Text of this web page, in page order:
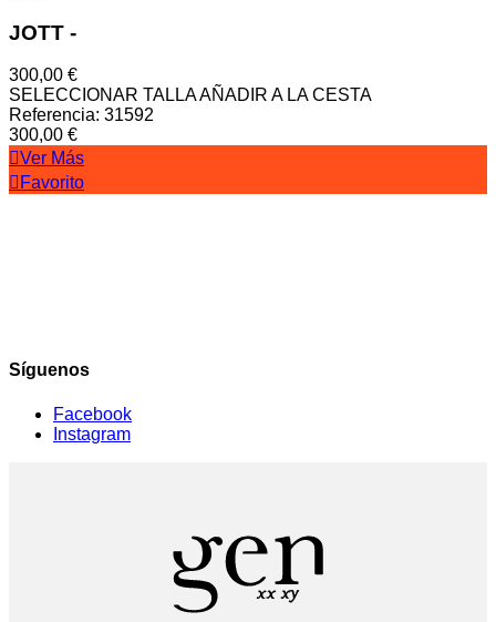
JOTT -
300,00 €
SELECCIONAR TALLAAÑADIR A LA CESTA
Referencia: 31592
300,00 €
Ver Más
Favorito
Síguenos
Facebook
Instagram